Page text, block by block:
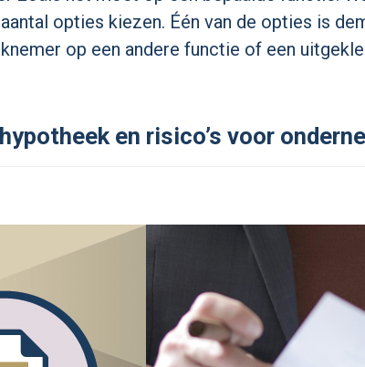
opties kiezen. Één van de opties is
op een andere functie of een
en risico’s voor